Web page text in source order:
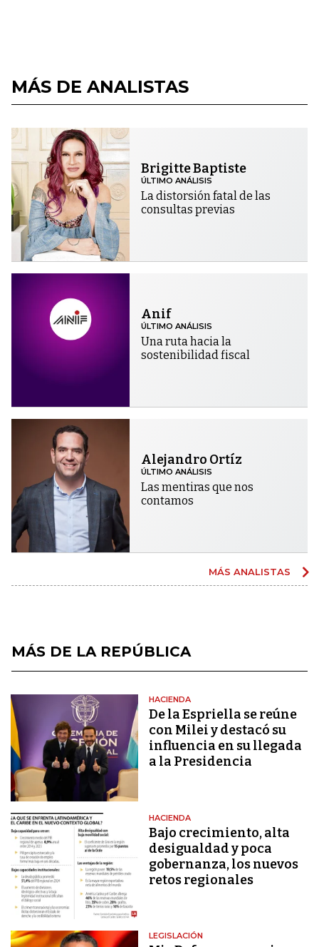
MÁS DE ANALISTAS
Brigitte Baptiste
ÚLTIMO ANÁLISIS
La distorsión fatal de las
consultas previas
Anif
ÚLTIMO ANÁLISIS
Una ruta hacia la
sostenibilidad fiscal
Alejandro Ortíz
ÚLTIMO ANÁLISIS
Las mentiras que nos
contamos
MÁS ANALISTAS
MÁS DE LA REPÚBLICA
HACIENDA
De la Espriella se reúne
con Milei y destacó su
influencia en su llegada
a la Presidencia
HACIENDA
Bajo crecimiento, alta
desigualdad y poca
gobernanza, los nuevos
retos regionales
LEGISLACIÓN